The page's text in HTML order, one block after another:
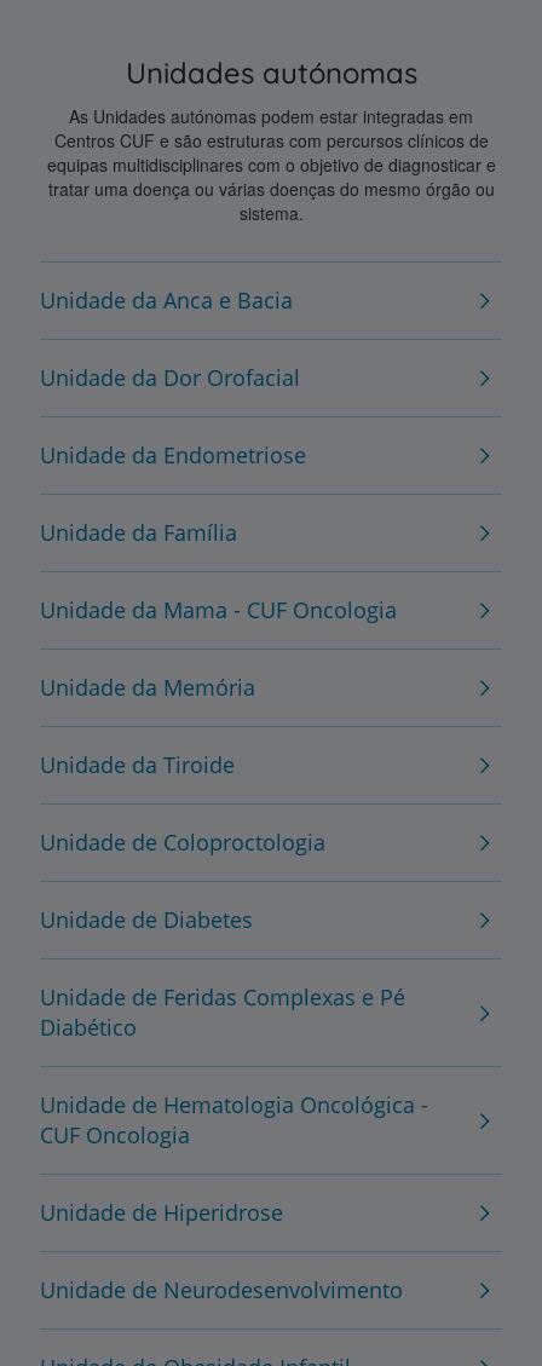
Unidades autónomas
As Unidades autónomas podem estar integradas em
Centros CUF e são estruturas com percursos clínicos de
equipas multidisciplinares com o objetivo de diagnosticar e
tratar uma doença ou várias doenças do mesmo órgão ou
sistema.
Unidade da Anca e Bacia
Unidade da Dor Orofacial
Unidade da Endometriose
Unidade da Família
Unidade da Mama - CUF Oncologia
Unidade da Memória
Unidade da Tiroide
Unidade de Coloproctologia
Unidade de Diabetes
Unidade de Feridas Complexas e Pé
Diabético
Unidade de Hematologia Oncológica -
CUF Oncologia
Unidade de Hiperidrose
Unidade de Neurodesenvolvimento